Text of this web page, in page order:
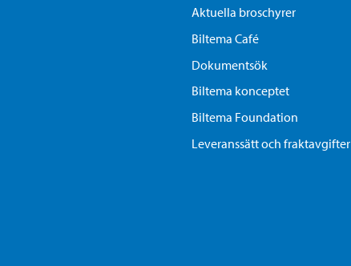
Aktuella broschyrer
Biltema Café
Dokumentsök
Biltema konceptet
Biltema Foundation
Leveranssätt och fraktavgifter